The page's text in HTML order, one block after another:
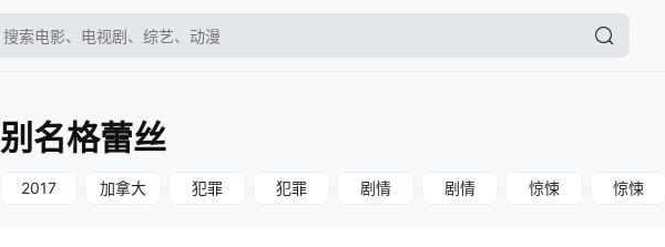
别名格蕾丝
2017 加拿大 犯罪 犯罪 剧情 剧情 惊悚 惊悚